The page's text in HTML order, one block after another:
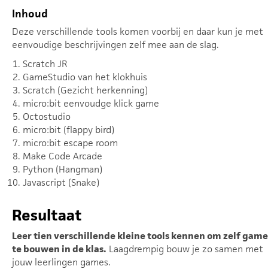
Inhoud
Deze verschillende tools komen voorbij en daar kun je met
eenvoudige beschrijvingen zelf mee aan de slag.
Scratch JR
GameStudio van het klokhuis
Scratch (Gezicht herkenning)
micro:bit eenvoudge klick game
Octostudio
micro:bit (flappy bird)
micro:bit escape room
Make Code Arcade
Python (Hangman)
Javascript (Snake)
Resultaat
Leer tien verschillende kleine tools kennen om zelf
te bouwen in de klas. Laagdrempig bouw je zo samen met
jouw leerlingen games.